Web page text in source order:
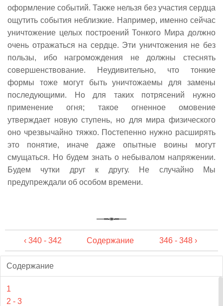
оформление событий. Также нельзя без участия сердца
ощутить события неблизкие. Например, именно сейчас
уничтожение целых построений Тонкого Мира должно
очень отражаться на сердце. Эти уничтожения не без
пользы, ибо нагромождения не должны стеснять
совершенствование. Неудивительно, что тонкие
формы тоже могут быть уничтожаемы для замены
последующими. Но для таких потрясений нужно
применение огня; такое огненное омовение
утверждает новую ступень, но для мира физического
оно чрезвычайно тяжко. Постепенно нужно расширять
это понятие, иначе даже опытные воины могут
смущаться. Но будем знать о небывалом напряжении.
Будем чутки друг к другу. Не случайно Мы
предупреждали об особом времени.
‹ 340 - 342 Содержание 346 - 348 ›
Содержание
1
2 - 3